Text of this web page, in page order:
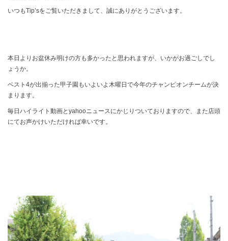
いつもTip’sをご覧いただきまして、誠にありがとうございます。
本日よりお盆休み明けの方も多かったと思われますが、いかがお過ごしでし
ょうか。
ベスト4が出揃った甲子園もいよいよ木曜日で今年のチャンピオンチームが決
まります。
毎日ハイライト動画とyahooニュースにかじりついておりますので、また店頭
にてお声かけいただければ幸いです。